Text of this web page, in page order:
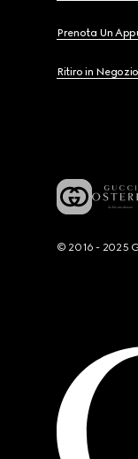
Prenota Un
Ritiro in Negozio
© 2016 - 2025